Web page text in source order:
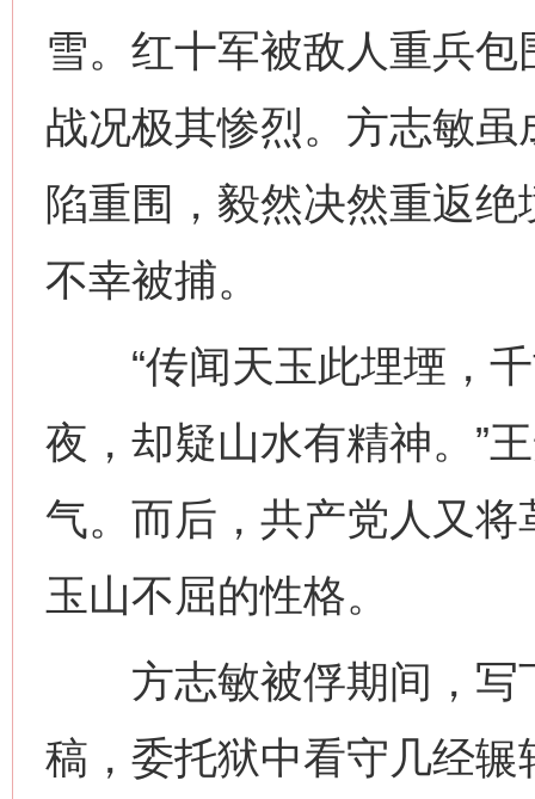
雪。红十军被敌人重兵
战况极其惨烈。方志敏
陷重围，毅然决然重返
不幸被捕。
“传闻天玉此埋堙，千
夜，却疑山水有精神。”
气。而后，共产党人又
玉山不屈的性格。
方志敏被俘期间，写
稿，委托狱中看守几经